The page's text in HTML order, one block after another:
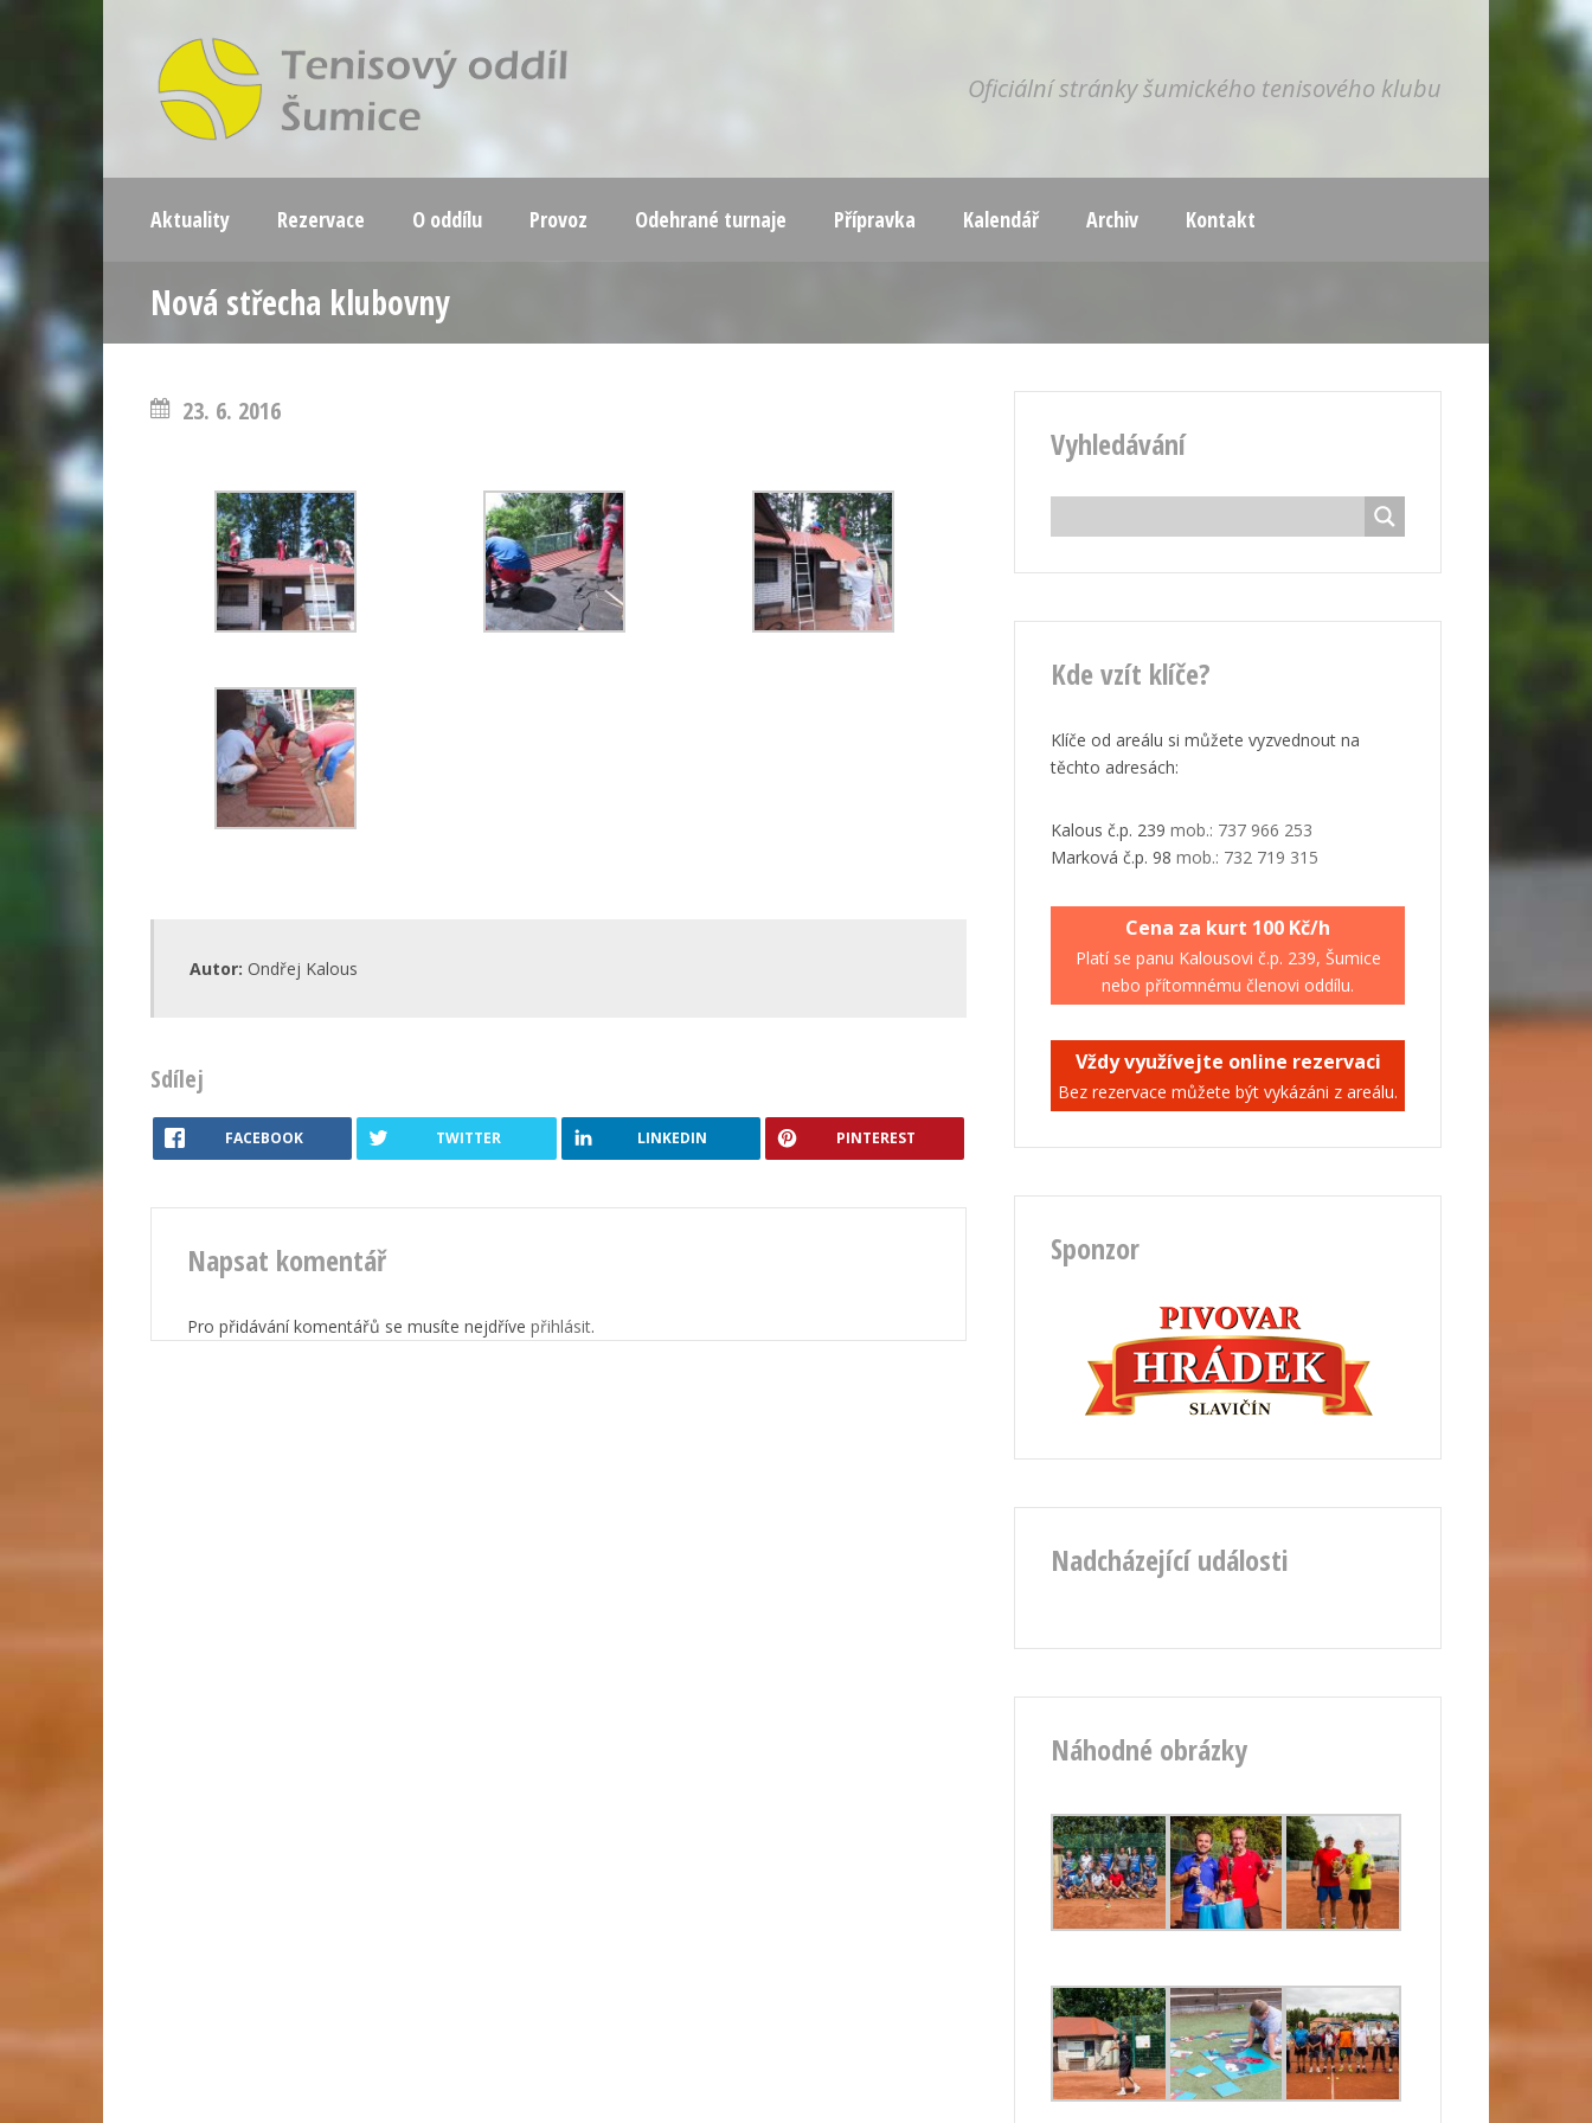
Oficiální stránky šumického tenisového klubu
Aktuality Rezervace O oddílu Provoz Odehrané turnaje Přípravka Kalendář Archiv Kontakt
Nová střecha klubovny
23. 6. 2016
Autor: Ondřej Kalous
Sdílej
FACEBOOK TWITTER LINKEDIN PINTEREST
Napsat komentář
Pro přidávání komentářů se musíte nejdříve přihlásit.
Vyhledávání
Kde vzít klíče?
Klíče od areálu si můžete vyzvednout na
těchto adresách:
Kalous č.p. 239 mob.: 737 966 253
Marková č.p. 98 mob.: 732 719 315
Cena za kurt 100 Kč/h
Platí se panu Kalousovi č.p. 239, Šumice
nebo přítomnému členovi oddílu.
Vždy využívejte online rezervaci
Bez rezervace můžete být vykázáni z areálu.
Sponzor
Nadcházející události
Náhodné obrázky